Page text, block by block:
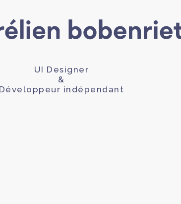
UI Designer
&
Développeur indépendant